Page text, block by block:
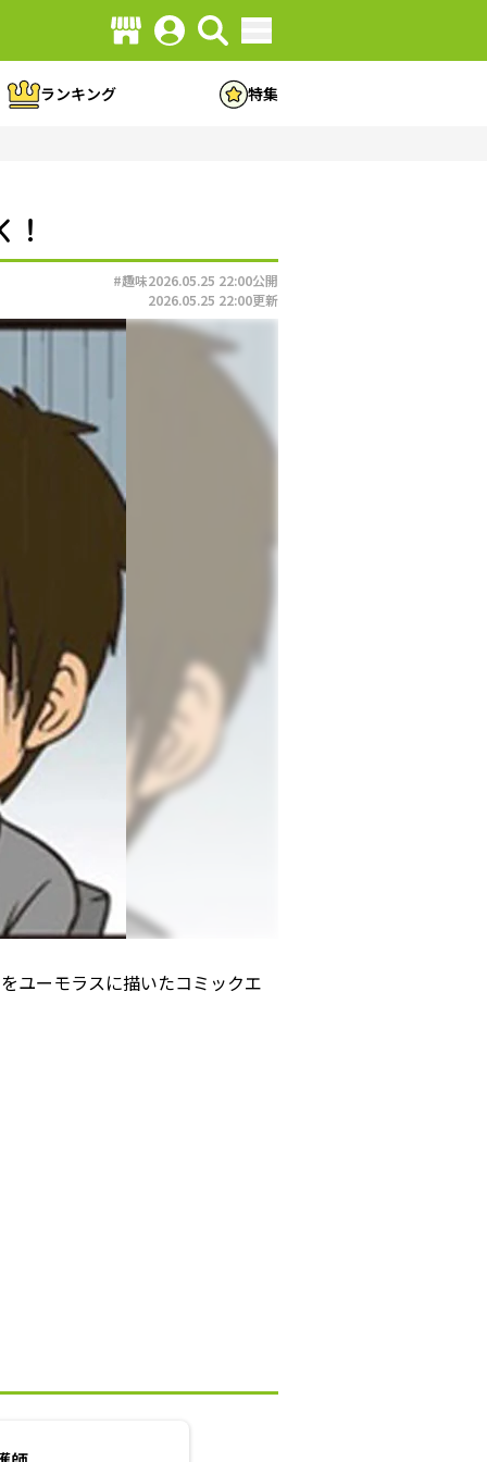
ランキング 特集
#趣味2026.05.25 22:00公開
2026.05.25 22:00更新
ユーモラスに描いたコミックエ